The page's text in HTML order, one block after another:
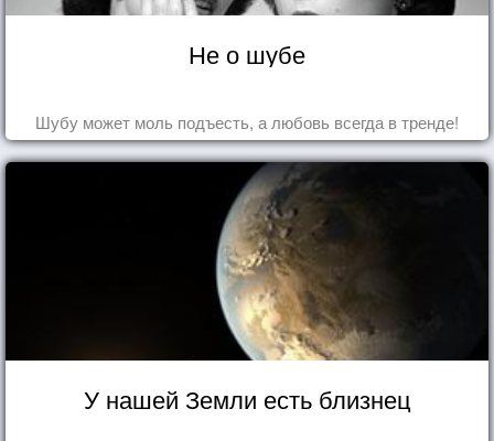
Не о шубе
Шубу может моль подъесть, а любовь всегда в тренде!
У нашей Земли есть близнец